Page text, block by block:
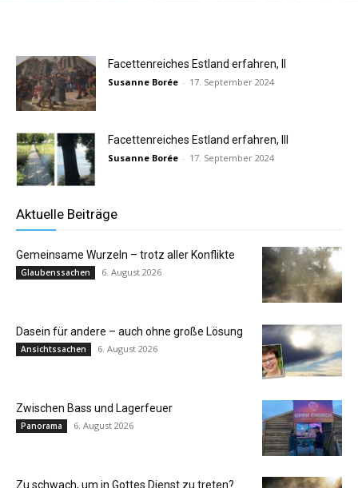
Facettenreiches Estland erfahren, II
Susanne Borée - 17. September 2024
Facettenreiches Estland erfahren, III
Susanne Borée - 17. September 2024
Aktuelle Beiträge
Gemeinsame Wurzeln – trotz aller Konflikte
Glaubenssachen 6. August 2026
Dasein für andere – auch ohne große Lösung
Ansichtssachen 6. August 2026
Zwischen Bass und Lagerfeuer
Panorama 6. August 2026
Zu schwach, um in Gottes Dienst zu treten?